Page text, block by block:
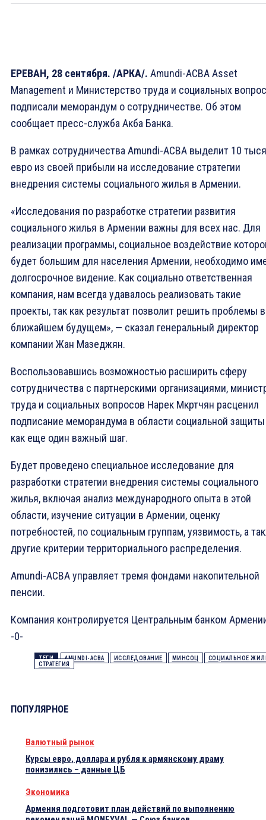
ЕРЕВАН, 28 сентября. /АРКА/. Amundi-ACBA Asset
Management и Министерство труда и социальных
подписали меморандум о сотрудничестве. Об этом
сообщает пресс-служба Акба Банка.
В рамках сотрудничества Amundi-ACBA выделит 10
евро из своей прибыли на исследование стратегии
внедрения системы социального жилья в Армении.
«Исследования по разработке стратегии развития
социального жилья в Армении важны для всех нас. Для
реализации программы, социальное воздействие
будет большим для населения Армении, необходимо
долгосрочное видение. Как социально ответственная
компания, нам всегда удавалось реализовать такие
проекты, так как результат позволит решить проблемы в
ближайшем будущем», — сказал генеральный директор
компании Жан Мазеджян.
Воспользовавшись возможностью расширить сферу
сотрудничества с партнерскими организациями,
труда и социальных вопросов Нарек Мкртчян расценил
подписание меморандума в области социальной защиты
как еще один важный шаг.
Будет проведено специальное исследование для
разработки стратегии внедрения системы социального
жилья, включая анализ международного опыта в этой
области, изучение ситуации в Армении, оценку
потребностей, по социальным группам, уязвимость, а
другие критерии территориального распределения.
Amundi-ACBA управляет тремя фондами накопительной
пенсии.
Компания контролируется Центральным банком
-0-
ТЕГИ AMUNDI-ACBA ИССЛЕДОВАНИЕ МИНСОЦ
СОЦИАЛЬНОЕ
СТРАТЕГИЯ
ПОПУЛЯРНОЕ
Валютный рынок
Курсы евро, доллара и рубля к армянскому драму
понизились – данные ЦБ
Экономика
Армения подготовит план действий по выполнению